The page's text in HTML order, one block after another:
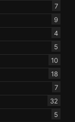
7
9
4
5
10
18
7
32
5